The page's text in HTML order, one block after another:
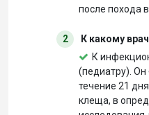
после похода в
2
К какому
К
(педиатру). Он
течение 21
клеща, в